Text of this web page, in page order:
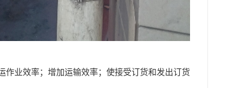
作业效率；增加运输效率；使接受订货和发出订货